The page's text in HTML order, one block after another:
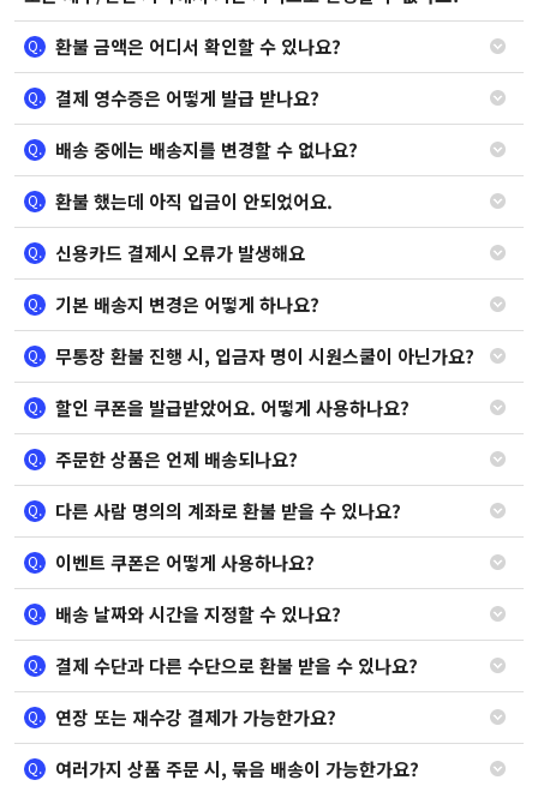
Q. 환불 금액은 어디서 확인할 수 있나요?
Q. 결제 영수증은 어떻게 발급 받나요?
Q. 배송 중에는 배송지를 변경할 수 없나요?
Q. 환불 했는데 아직 입금이 안되었어요.
Q. 신용카드 결제시 오류가 발생해요
Q. 기본 배송지 변경은 어떻게 하나요?
Q. 무통장 환불 진행 시, 입금자 명이 시원스쿨이 아닌가요?
Q. 할인 쿠폰을 발급받았어요. 어떻게 사용하나요?
Q. 주문한 상품은 언제 배송되나요?
Q. 다른 사람 명의의 계좌로 환불 받을 수 있나요?
Q. 이벤트 쿠폰은 어떻게 사용하나요?
Q. 배송 날짜와 시간을 지정할 수 있나요?
Q. 결제 수단과 다른 수단으로 환불 받을 수 있나요?
Q. 연장 또는 재수강 결제가 가능한가요?
Q. 여러가지 상품 주문 시, 묶음 배송이 가능한가요?